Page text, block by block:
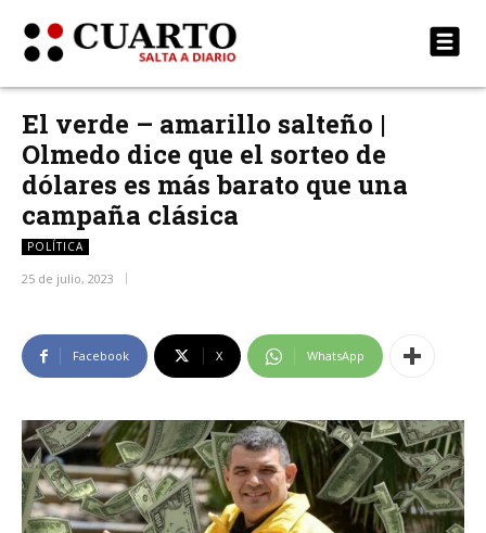
El verde – amarillo salteño |
Olmedo dice que el sorteo de
dólares es más barato que una
campaña clásica
POLÍTICA
25 de julio, 2023
Facebook X WhatsApp